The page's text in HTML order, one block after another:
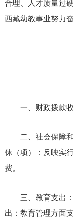
合理、人才质量过
西藏幼教事业努力奋
一、财政拨款
二、社会保障
休（项）：反映实
费。
三、教育支出
出：教育管理方面